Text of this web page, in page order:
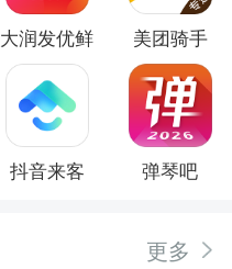
大润发优鲜 美团骑手
抖音来客 弹琴吧
更多